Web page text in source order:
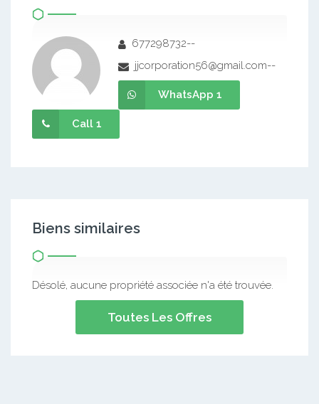
677298732--
jjcorporation56@gmail.com--
WhatsApp 1
Call 1
Biens similaires
Désolé, aucune propriété associée n'a été trouvée.
Toutes Les Offres